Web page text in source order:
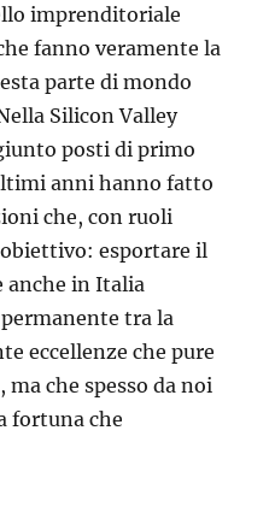
imprenditoriale
fanno veramente la
parte di mondo
Silicon Valley
posti di primo
anni hanno fatto
che, con ruoli
esportare il
in Italia
tra la
eccellenze che pure
ma che spesso da noi
fortuna che